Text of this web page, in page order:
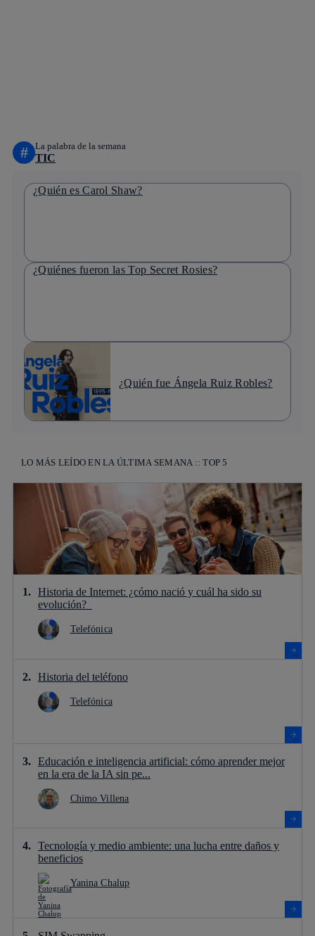
# La palabra de la semana
TIC
¿Quién es Carol Shaw?
¿Quiénes fueron las Top Secret Rosies?
¿Quién fue Ángela Ruiz Robles?
LO MÁS LEÍDO EN LA ÚLTIMA SEMANA :: TOP 5
Historia de Internet: ¿cómo nació y cuál ha sido su
evolución?
Telefónica
Historia del teléfono
Telefónica
Educación e inteligencia artificial: cómo aprender mejor
en la era de la IA sin pe...
Chimo Villena
Tecnología y medio ambiente: una lucha entre daños y
beneficios
Yanina Chalup